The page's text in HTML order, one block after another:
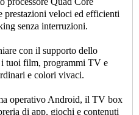
prestazioni veloci ed efficienti
senza interruzioni.
con il supporto dello
tuoi film, programmi TV e
e colori vivaci.
operativo Android, il TV box
di app, giochi e contenuti